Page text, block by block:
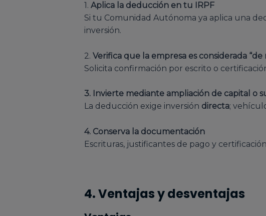
1. Aplica la deducción en tu IRPF
Si tu Comunidad Autónoma ya aplica una
inversión.
2. Verifica que la empresa es considerada
Solicita confirmación por escrito o
3. Invierte mediante ampliación de capital o
La deducción exige inversión directa;
4. Conserva la documentación
Escrituras, justificantes de pago y
4. Ventajas y desventajas